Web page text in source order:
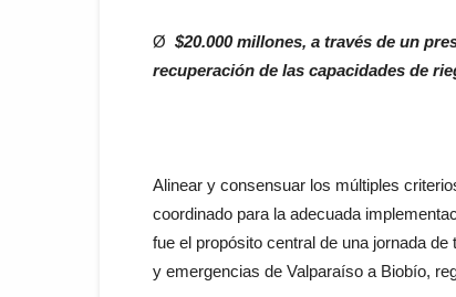
Ø $20.000 millones, a través de un
recuperación de las capacidades de
Alinear y consensuar los múltiples
coordinado para la adecuada
fue el propósito central de una jornada
y emergencias de Valparaíso a Biobío,